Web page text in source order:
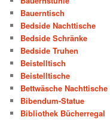
Bauerntisch
Bedside Nachttische
Bedside Schränke
Bedside Truhen
Beistelltisch
Beistelltische
Bettwäsche Nachttische
Bibendum-Statue
Bibliothek Bücherregal